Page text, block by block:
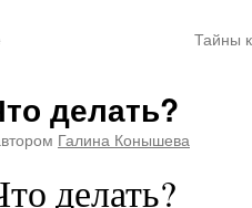
Тайны
делать?
Галина Конышева
делать?